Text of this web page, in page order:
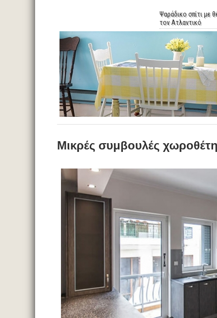
Ψαράδικο σπίτι με
τον Ατλαντικό
Μικρές συμβουλές